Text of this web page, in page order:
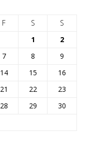
F S
S
1
2
7 8
9
14 15
16
21 22
23
28 29
30